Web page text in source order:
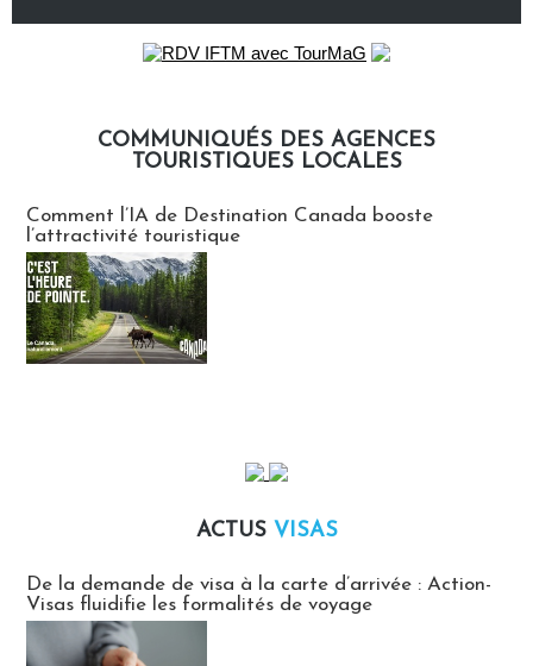
COMMUNIQUÉS DES AGENCES
TOURISTIQUES LOCALES
Comment l’IA de Destination Canada booste
l’attractivité touristique
ACTUS VISAS
De la demande de visa à la carte d’arrivée : Action-
Visas fluidifie les formalités de voyage